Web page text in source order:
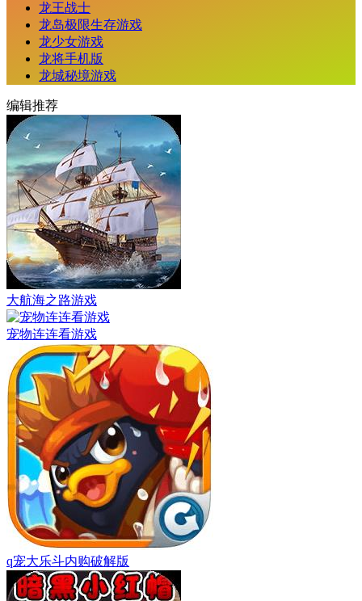
龙王战士
龙岛极限生存游戏
龙少女游戏
龙将手机版
龙城秘境游戏
编辑推荐
大航海之路游戏
宠物连连看游戏
q宠大乐斗内购破解版